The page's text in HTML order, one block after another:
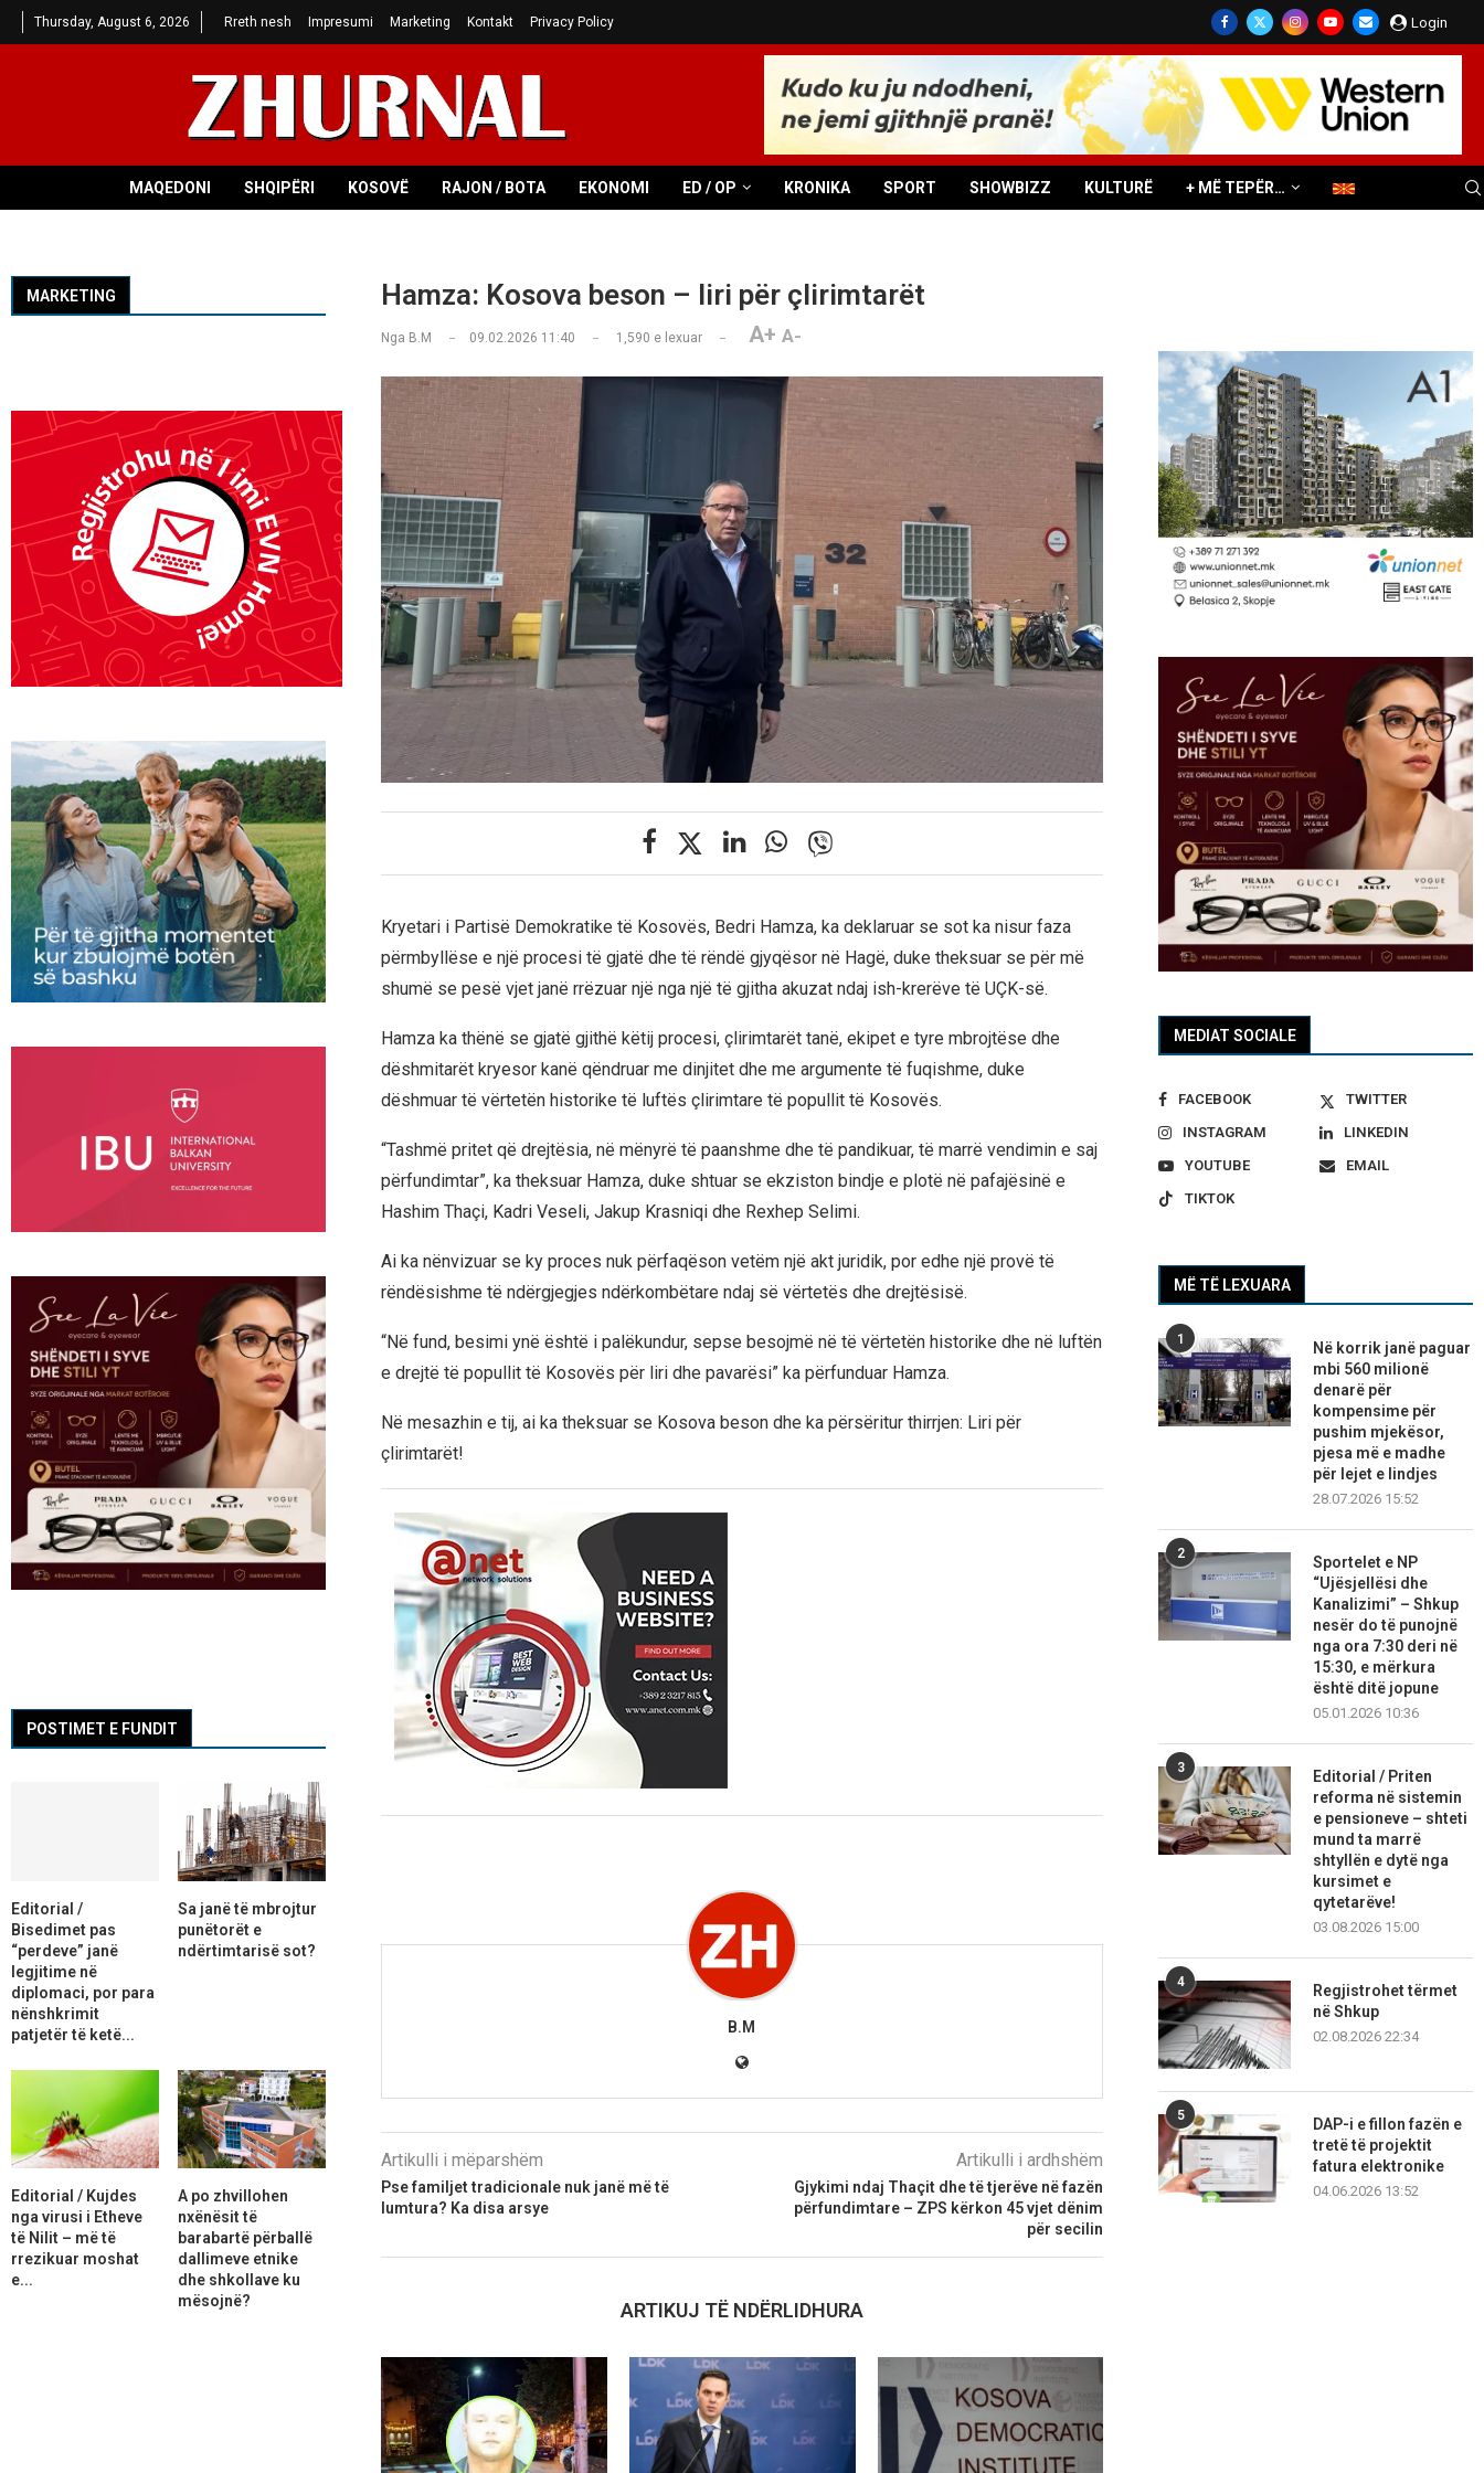
Thursday, August 6, 2026 Rreth nesh Impresumi Marketing Kontakt Privacy Policy Login
MAQEDONI SHQIPËRI KOSOVË RAJON / BOTA EKONOMI ED / OP KRONIKA SPORT SHOWBIZZ KULTURË + MË TEPËR…
Hamza: Kosova beson – liri për çlirimtarët
Nga B.M 09.02.2026 11:40 1,590 e lexuar A+ A-
Kryetari i Partisë Demokratike të Kosovës, Bedri Hamza, ka deklaruar se sot ka nisur faza
përmbyllëse e një procesi të gjatë dhe të rëndë gjyqësor në Hagë, duke theksuar se për më
shumë se pesë vjet janë rrëzuar një nga një të gjitha akuzat ndaj ish-krerëve të UÇK-së.
Hamza ka thënë se gjatë gjithë këtij procesi, çlirimtarët tanë, ekipet e tyre mbrojtëse dhe
dëshmitarët kryesor kanë qëndruar me dinjitet dhe me argumente të fuqishme, duke
dëshmuar të vërtetën historike të luftës çlirimtare të popullit të Kosovës.
“Tashmë pritet që drejtësia, në mënyrë të paanshme dhe të pandikuar, të marrë vendimin e saj
përfundimtar”, ka theksuar Hamza, duke shtuar se ekziston bindje e plotë në pafajësinë e
Hashim Thaçi, Kadri Veseli, Jakup Krasniqi dhe Rexhep Selimi.
Ai ka nënvizuar se ky proces nuk përfaqëson vetëm një akt juridik, por edhe një provë të
rëndësishme të ndërgjegjes ndërkombëtare ndaj së vërtetës dhe drejtësisë.
“Në fund, besimi ynë është i palëkundur, sepse besojmë në të vërtetën historike dhe në luftën
e drejtë të popullit të Kosovës për liri dhe pavarësi” ka përfunduar Hamza.
Në mesazhin e tij, ai ka theksuar se Kosova beson dhe ka përsëritur thirrjen: Liri për
çlirimtarët!
B.M
Artikulli i mëparshëm
Pse familjet tradicionale nuk janë më të
lumtura? Ka disa arsye
Artikulli i ardhshëm
Gjykimi ndaj Thaçit dhe të tjerëve në fazën
përfundimtare – ZPS kërkon 45 vjet dënim
për secilin
ARTIKUJ TË NDËRLIDHURA
MEDIAT SOCIALE
FACEBOOK
TWITTER
INSTAGRAM
LINKEDIN
YOUTUBE
EMAIL
TIKTOK
MË TË LEXUARA
1
Në korrik janë paguar
mbi 560 milionë
denarë për
kompensime për
pushim mjekësor,
pjesa më e madhe
për lejet e lindjes
28.07.2026 15:52
2
Sportelet e NP
“Ujësjellësi dhe
Kanalizimi” – Shkup
nesër do të punojnë
nga ora 7:30 deri në
15:30, e mërkura
është ditë jopune
05.01.2026 10:36
3
Editorial / Priten
reforma në sistemin
e pensioneve – shteti
mund ta marrë
shtyllën e dytë nga
kursimet e
qytetarëve!
03.08.2026 15:00
4
Regjistrohet tërmet
në Shkup
02.08.2026 22:34
5
DAP-i e fillon fazën e
tretë të projektit
fatura elektronike
04.06.2026 13:52
MARKETING
POSTIMET E FUNDIT
Editorial /
Bisedimet pas
“perdeve” janë
legjitime në
diplomaci, por para
nënshkrimit
patjetër të ketë...
Sa janë të mbrojtur
punëtorët e
ndërtimtarisë sot?
Editorial / Kujdes
nga virusi i Etheve
të Nilit – më të
rrezikuar moshat
e...
A po zhvillohen
nxënësit të
barabartë përballë
dallimeve etnike
dhe shkollave ku
mësojnë?